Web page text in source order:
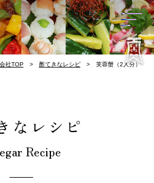
お酢づくり千鳥酢と南丹市料理屋様のレシピ酢てきなレシピ千鳥酢について
社TOP 酢てきなレシピ 芙蓉蟹（2人分）
なレシピ
Recipe